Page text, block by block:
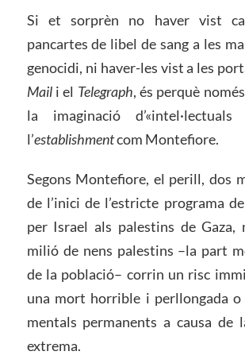
Si et sorprèn no haver vist
pancartes de libel de sang a les
genocidi, ni haver-les vist a les
Mail i el Telegraph, és perquè
la imaginació
l’establishmentcom Montefiore.
Segons Montefiore, el perill, dos
de l’inici de l’estricte programa
per Israel als palestins de Gaza,
milió de nens palestins –la part
de la població– corrin un risc
una mort horrible i perllongada o
mentals permanents a causa de
extrema.